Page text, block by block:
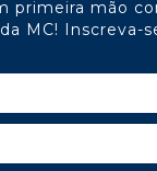
primeira mão
MC! Inscreva-